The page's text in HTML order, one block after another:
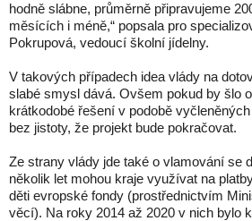
hodně slábne, průměrně připravujeme
měsících i méně,“ popsala pro
Pokrupová, vedoucí školní jídelny.
V takových případech idea vlády na
slabé smysl dává. Ovšem pokud by šlo
krátkodobé řešení v podobě
bez jistoty, že projekt bude pokračovat.
Ze strany vlády jde také o vlamování se
několik let mohou kraje využívat na
děti evropské fondy (prostřednictvím
věcí). Na roky 2014 až 2020 v nich bylo